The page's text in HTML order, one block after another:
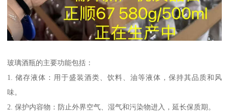
玻璃酒瓶的主要功能包括：
1. 储存液体：用于盛装酒类、饮料、油等液体，保持其品质和风
味。
2. 保护内容物：防止外界空气、湿气和污染物进入，延长保质期。